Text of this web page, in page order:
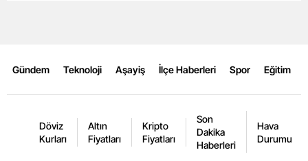
Kırşehir
Kocaeli
Konya
Kütahya
Gündem Teknoloji Aşayiş İlçe Haberleri Spor Eğitim
Döviz
Kurları
Altın
Fiyatları
Kripto
Fiyatları
Son
Dakika
Haberleri
Hava
Durumu